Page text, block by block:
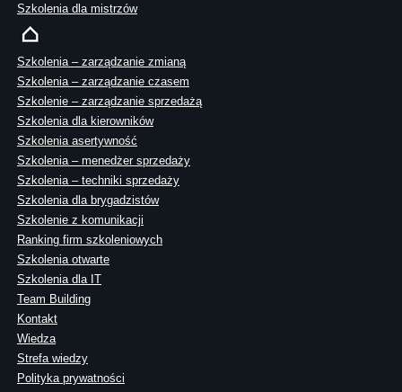
Szkolenia dla mistrzów
Szkolenia – zarządzanie zmianą
Szkolenia – zarządzanie czasem
Szkolenie – zarządzanie sprzedażą
Szkolenia dla kierowników
Szkolenia asertywność
Szkolenia – menedżer sprzedaży
Szkolenia – techniki sprzedaży
Szkolenia dla brygadzistów
Szkolenie z komunikacji
Ranking firm szkoleniowych
Szkolenia otwarte
Szkolenia dla IT
Team Building
Kontakt
Wiedza
Strefa wiedzy
Polityka prywatności